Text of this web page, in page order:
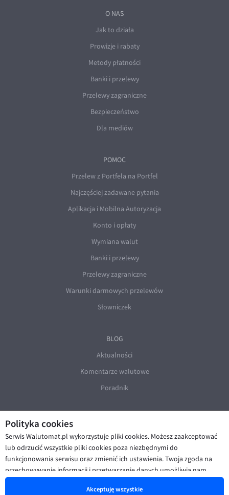
Polityka cookies
Serwis Walutomat.pl wykorzystuje pliki cookies. Możesz zaakceptować
lub odrzucić wszystkie pliki cookies poza niezbędnymi do
funkcjonowania serwisu oraz zmienić ich ustawienia. Twoja zgoda na
przechowywanie informacji i przetwarzanie danych umożliwia nam
poprawę funkcjonalności strony oraz prezentowanie Ci
spersonalizowanych treści i reklam. Więcej informacji znajdziesz w naszej
Akceptuję wszystkie
O NAS
Jak to działa
Prowizje i rabaty
Metody płatności
Banki i przelewy
Przelewy zagraniczne
Bezpieczeństwo
Dla mediów
POMOC
Przelew z Portfela na Portfel
Najczęściej zadawane pytania
Aplikacja i Mobilna Autoryzacja
Konto i opłaty
Wymiana walut
Banki i przelewy
Przelewy zagraniczne
Warunki darmowych przelewów
Słowniczek
BLOG
Aktualności
Komentarze walutowe
Poradnik
© Walutomat 2026 | Regulaminy
|
Polityka prywatności i cookies | Deklaracja dostępności